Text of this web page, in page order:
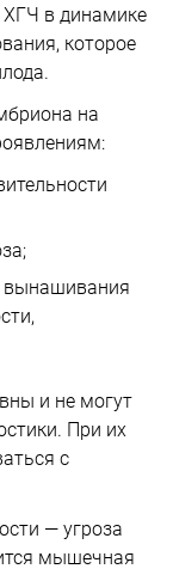
в динамике
которое
на
вынашивания
и не могут
При их
с
— угроза
мышечная